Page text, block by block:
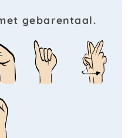
gebarentaal.